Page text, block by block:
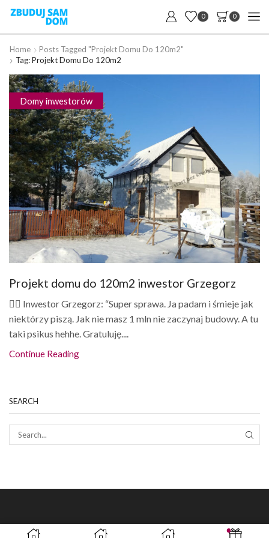
0 0
Home
Posts Tagged "projekt Domu Do 120m2"
Tag: Projekt Domu Do 120m2
Domy inwestorów
Projekt domu do 120m2 inwestor Grzegorz
👷‍♂️ Inwestor Grzegorz: “Super sprawa. Ja padam i śmieje jak
niektórzy piszą. Jak nie masz 1 mln nie zaczynaj budowy. A tu
taki psikus hehhe. Gratuluję....
Continue Reading
SEARCH